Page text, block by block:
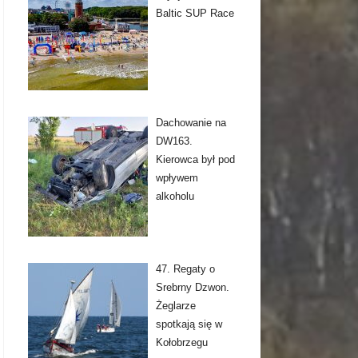
Baltic SUP Race
Dachowanie na
DW163.
Kierowca był pod
wpływem
alkoholu
47. Regaty o
Srebrny Dzwon.
Żeglarze
spotkają się w
Kołobrzegu